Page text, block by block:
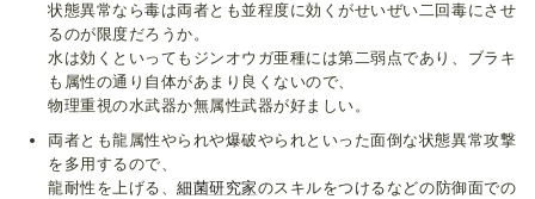
状態異常なら毒は両者とも並程度に効くがせいぜい二回毒にさせ
るのが限度だろうか。
水は効くといってもジンオウガ亜種には第二弱点であり、ブラキ
も属性の通り自体があまり良くないので、
物理重視の水武器か無属性武器が好ましい。
両者とも龍属性やられや爆破やられといった面倒な状態異常攻撃
を多用するので、
龍耐性を上げる、細菌研究家のスキルをつけるなどの防御面での